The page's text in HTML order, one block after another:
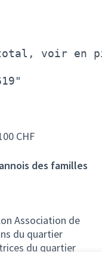
voir en
CHF
des familles
Association de
du quartier
du quartier